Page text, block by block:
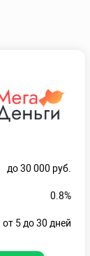
до 30 000 руб.
0.8%
от 5 до 30 дней